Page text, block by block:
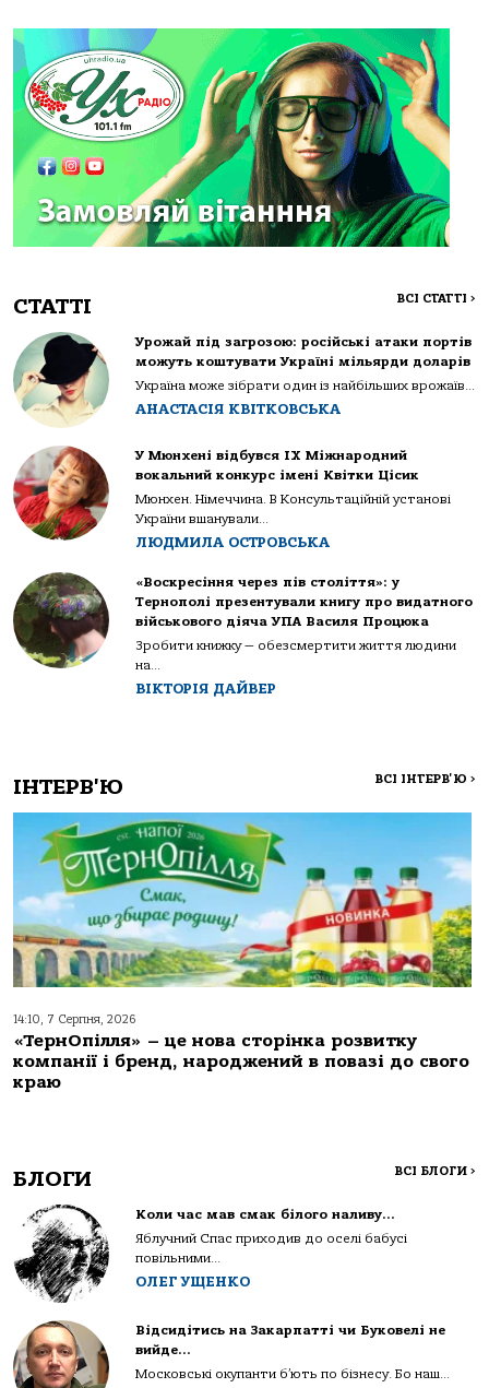
СТАТТІ ВСІ СТАТТІ >
Урожай під загрозою: російські атаки портів
можуть коштувати Україні мільярди доларів
Україна може зібрати один із найбільших врожаїв...
АНАСТАСІЯ КВІТКОВСЬКА
У Мюнхені відбувся IX Міжнародний
вокальний конкурс імені Квітки Цісик
Мюнхен. Німеччина. В Консультаційній установі
України вшанували...
ЛЮДМИЛА ОСТРОВСЬКА
«Воскресіння через пів століття»: у
Тернополі презентували книгу про видатного
військового діяча УПА Василя Процюка
Зробити книжку — обезсмертити життя людини
на...
ВІКТОРІЯ ДАЙВЕР
ІНТЕРВ'Ю ВСІ ІНТЕРВ'Ю >
14:10, 7 Серпня, 2026
«ТернОпілля» – це нова сторінка розвитку
компанії і бренд, народжений в повазі до свого
краю
БЛОГИ ВСІ БЛОГИ >
Коли час мав смак білого наливу…
Яблучний Спас приходив до оселі бабусі
повільними...
ОЛЕГ УЩЕНКО
Відсидітись на Закарпатті чи Буковелі не
вийде…
Московські окупанти б’ють по бізнесу. Бо наш...